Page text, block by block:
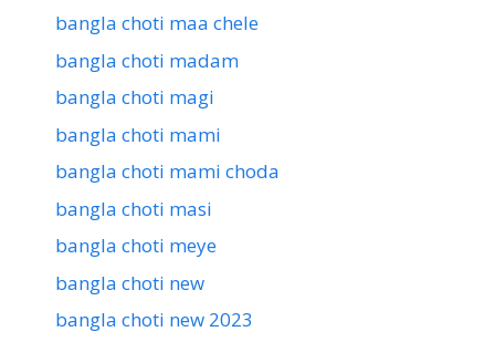
bangla choti maa chele
bangla choti madam
bangla choti magi
bangla choti mami
bangla choti mami choda
bangla choti masi
bangla choti meye
bangla choti new
bangla choti new 2023